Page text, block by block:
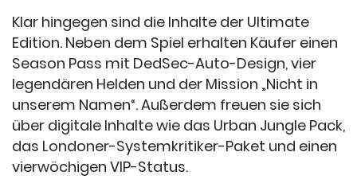
Klar hingegen sind die Inhalte der Ultimate
Edition. Neben dem Spiel erhalten Käufer einen
Season Pass mit DedSec-Auto-Design, vier
legendären Helden und der Mission „Nicht in
unserem Namen“. Außerdem freuen sie sich
über digitale Inhalte wie das Urban Jungle Pack,
das Londoner-Systemkritiker-Paket und einen
vierwöchigen VIP-Status.